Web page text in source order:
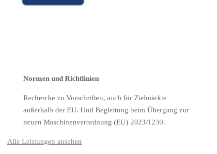
Normen und Richtlinien
Recherche zu Vorschriften, auch für Zielmärkte
außerhalb der EU. Und Begleitung beim Übergang zur
neuen Maschinenverordnung (EU) 2023/1230.
Alle Leistungen ansehen